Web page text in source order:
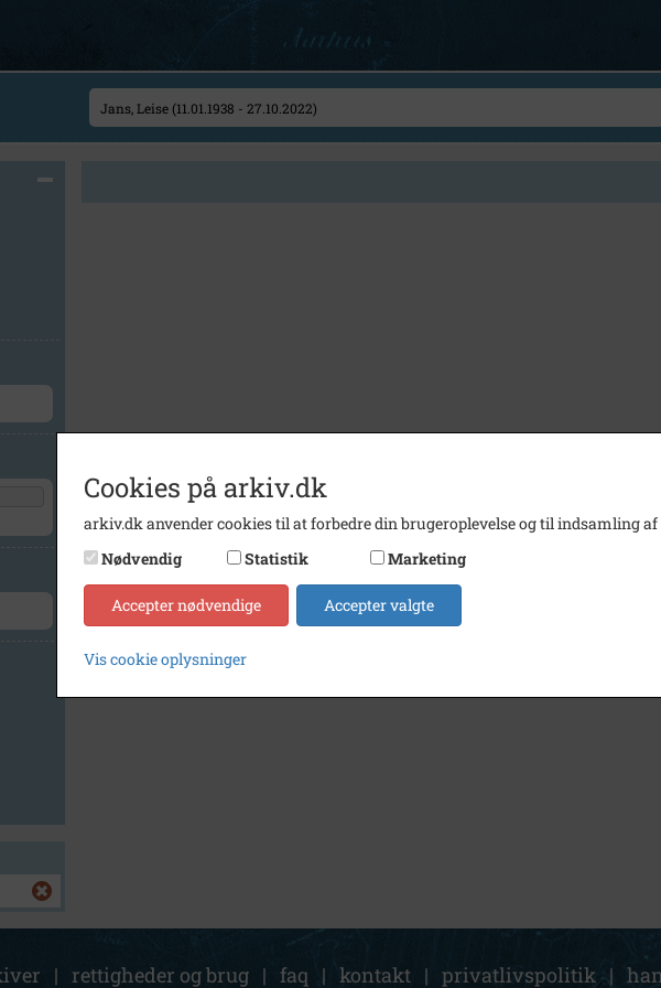
| rettigheder og brug | faq | kontakt | privatlivspolitik |
Cookies på arkiv.dk
arkiv.dk anvender cookies til at forbedre din brugeroplevelse og til indsamling
Nødvendig
Statistik Marketing
Accepter nødvendige Accepter valgte
Vis cookie oplysninger